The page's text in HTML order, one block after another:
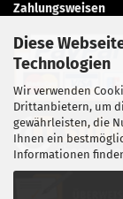
Diese
Technologien
Wir verwenden
Drittanbietern, um
gewährleisten, die
Ihnen ein
Informationen
Zahlungsweisen